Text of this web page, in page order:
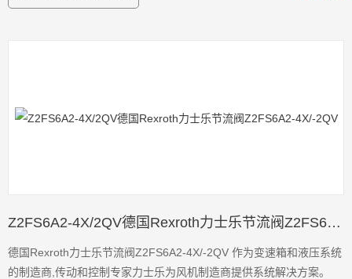
Z2FS6A2-4X/2QV德国Rexroth力士乐节流阀Z2FS6A2-4X/-2QV
德国Rexroth力士乐节流阀Z2FS6A2-4X/-2QV 作为变速箱和液压系统
的制造商,传动和控制专家力士乐为风机制造商提供系统解决方案。